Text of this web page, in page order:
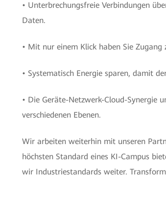
• Unterbrechungsfreie Verbindungen
Daten.
• Mit nur einem Klick haben Sie Zugang
• Systematisch Energie sparen, damit
• Die Geräte-Netzwerk-Cloud-Synergie
verschiedenen Ebenen.
Wir arbeiten weiterhin mit unseren
höchsten Standard eines KI-Campus
wir Industriestandards weiter.